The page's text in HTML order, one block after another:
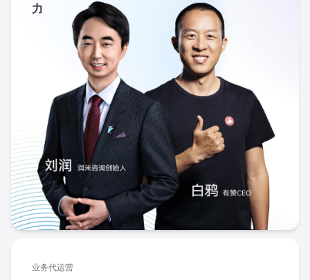
力
业务代运营